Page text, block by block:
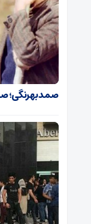
صمد بهرنگی؛